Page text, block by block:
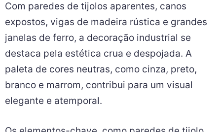
Com paredes de tijolos aparentes, canos
expostos, vigas de madeira rústica e grandes
janelas de ferro, a decoração industrial se
destaca pela estética crua e despojada. A
paleta de cores neutras, como cinza, preto,
branco e marrom, contribui para um visual
elegante e atemporal.